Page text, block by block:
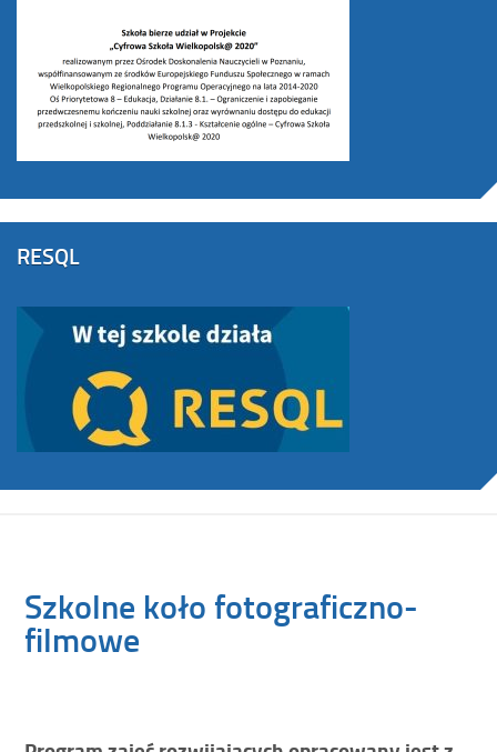
RESQL
Szkolne koło fotograficzno-
filmowe